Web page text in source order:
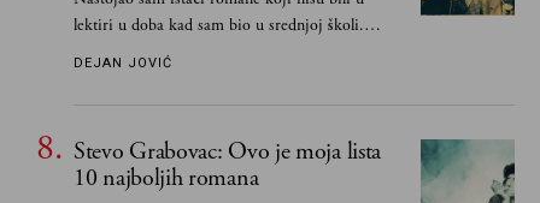
lektiri u doba kad sam bio u srednjoj školi.
Smatrao sam da su "klasici" već dovoljno
DEJAN JOVIĆ
Stevo Grabovac: Ovo je moja lista
10 najboljih romana